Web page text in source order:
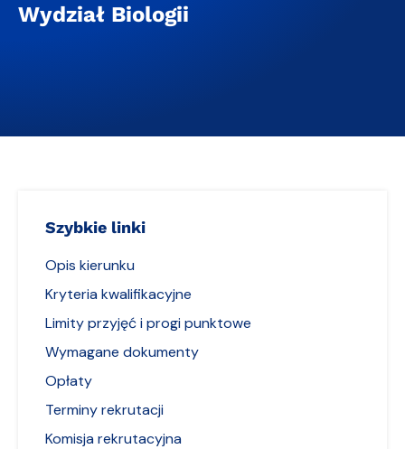
Wydział Biologii
Szybkie linki
Opis kierunku
Kryteria kwalifikacyjne
Limity przyjęć i progi punktowe
Wymagane dokumenty
Opłaty
Terminy rekrutacji
Komisja rekrutacyjna